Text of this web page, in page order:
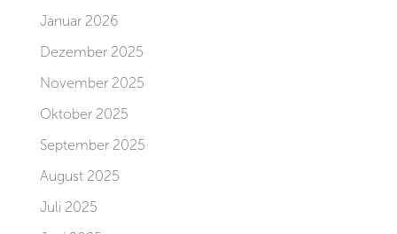
Januar 2026
Dezember 2025
November 2025
Oktober 2025
September 2025
August 2025
Juli 2025